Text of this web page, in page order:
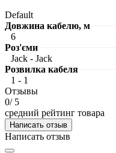
Default
Довжина кабелю, м
6
Роз'єми
Jack - Jack
Розвилка кабеля
1 - 1
Отзывы
0/ 5
средний рейтинг товара
Написать отзыв
Написать отзыв